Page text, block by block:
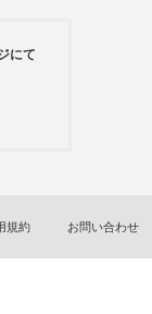
にて
規約 お問い合わせ